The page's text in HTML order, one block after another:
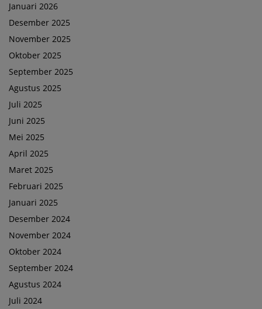
Januari 2026
Desember 2025
November 2025
Oktober 2025
September 2025
Agustus 2025
Juli 2025
Juni 2025
Mei 2025
April 2025
Maret 2025
Februari 2025
Januari 2025
Desember 2024
November 2024
Oktober 2024
September 2024
Agustus 2024
Juli 2024